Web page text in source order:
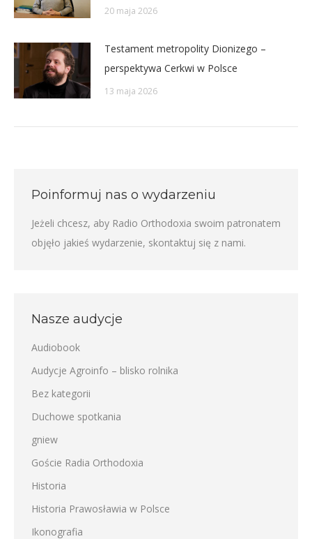
20 maja 2026
Testament metropolity Dionizego –
perspektywa Cerkwi w Polsce
13 maja 2026
Poinformuj nas o wydarzeniu
Jeżeli chcesz, aby Radio Orthodoxia swoim patronatem
objęło jakieś wydarzenie, skontaktuj się z nami.
Nasze audycje
Audiobook
Audycje Agroinfo – blisko rolnika
Bez kategorii
Duchowe spotkania
gniew
Goście Radia Orthodoxia
Historia
Historia Prawosławia w Polsce
Ikonografia